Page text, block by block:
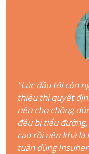
"Lúc đầu tôi còn
thiệu thì quyết
nên cho chồng
đều bị tiểu
cao rồi nên khá là
tuần dùng